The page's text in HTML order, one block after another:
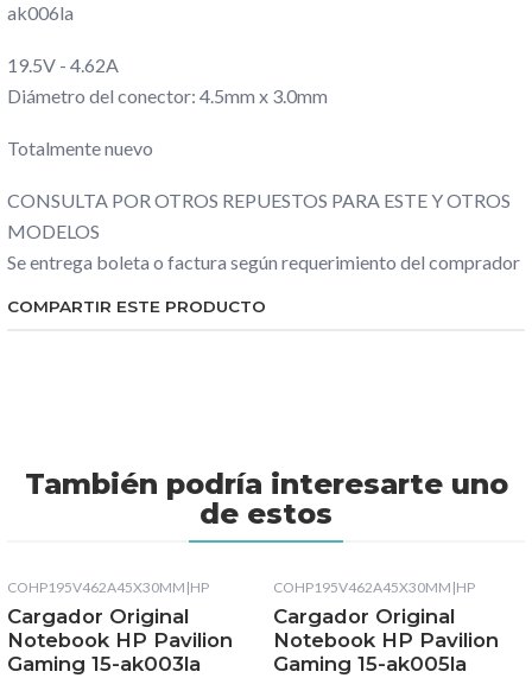
ak006la
19.5V - 4.62A
Diámetro del conector: 4.5mm x 3.0mm
Totalmente nuevo
CONSULTA POR OTROS REPUESTOS PARA ESTE Y OTROS
MODELOS
Se entrega boleta o factura según requerimiento del comprador
COMPARTIR ESTE PRODUCTO
También podría interesarte uno
de estos
COHP195V462A45X30MM |HP
Cargador Original
Notebook HP Pavilion
Gaming 15-ak003la
COHP195V462A45X30MM |HP
Cargador Original
Notebook HP Pavilion
Gaming 15-ak005la